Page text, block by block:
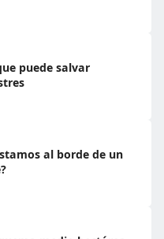
puede salvar
al borde de un